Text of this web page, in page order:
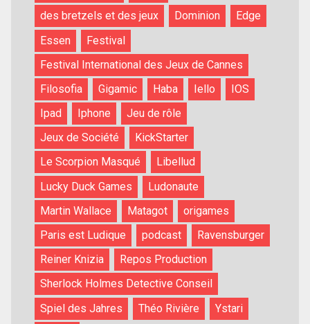
des bretzels et des jeux
Dominion
Edge
Essen
Festival
Festival International des Jeux de Cannes
Filosofia
Gigamic Haba Iello
IOS
Ipad
Iphone
Jeu de rôle
Jeux de Société
KickStarter
Le Scorpion Masqué
Libellud
Lucky Duck Games
Ludonaute
Martin Wallace
Matagot
origames
Paris est Ludique
podcast
Ravensburger
Reiner Knizia
Repos Production
Sherlock Holmes Detective Conseil
Spiel des Jahres
Théo Rivière
Ystari